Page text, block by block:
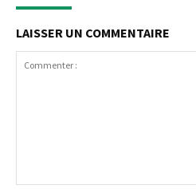
LAISSER UN COMMENTAIRE